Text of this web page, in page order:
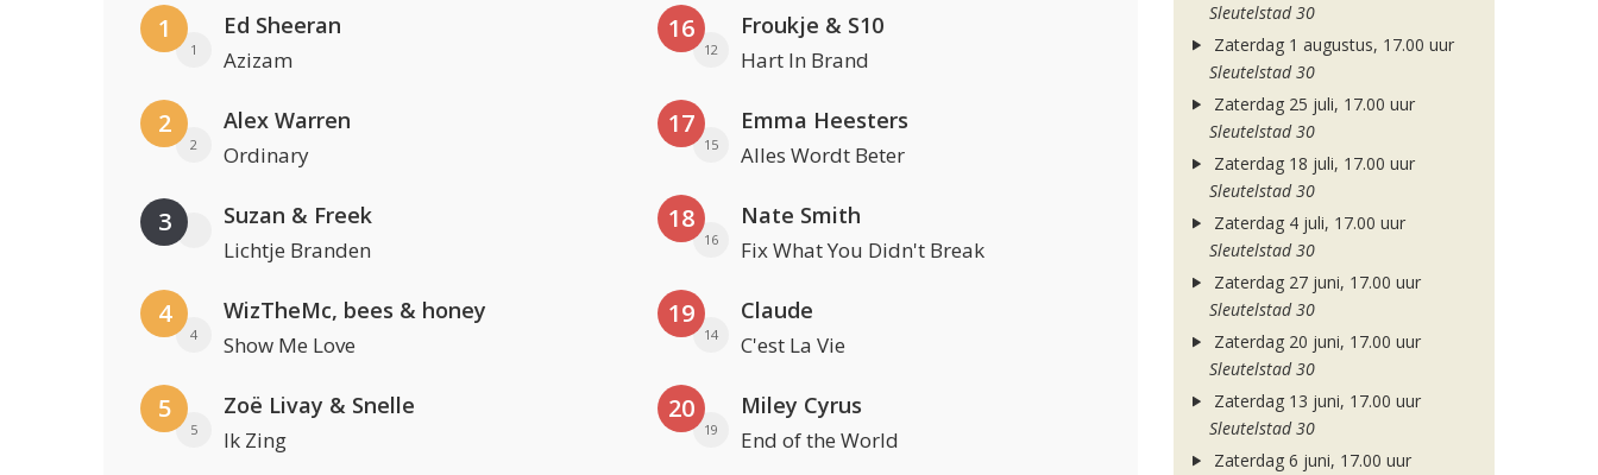
1
1
Ed Sheeran
Azizam
2
2
Alex Warren
Ordinary
3 Suzan & Freek
Lichtje Branden
4
4
WizTheMc, bees & honey
Show Me Love
5
5
Zoë Livay & Snelle
Ik Zing
16
12
Froukje & S10
Hart In Brand
17
15
Emma Heesters
Alles Wordt Beter
18
16
Nate Smith
Fix What You Didn't Break
19
14
Claude
C'est La Vie
20
19
Miley Cyrus
End of the World
Sleutelstad 30
Zaterdag 1 augustus, 17.00 uur
Sleutelstad 30
Zaterdag 25 juli, 17.00 uur
Sleutelstad 30
Zaterdag 18 juli, 17.00 uur
Sleutelstad 30
Zaterdag 4 juli, 17.00 uur
Sleutelstad 30
Zaterdag 27 juni, 17.00 uur
Sleutelstad 30
Zaterdag 20 juni, 17.00 uur
Sleutelstad 30
Zaterdag 13 juni, 17.00 uur
Sleutelstad 30
Zaterdag 6 juni, 17.00 uur